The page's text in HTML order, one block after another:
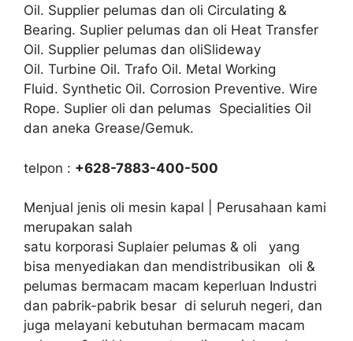
Oil. Supplier pelumas dan oli Circulating &
Bearing. Suplier pelumas dan oli Heat Transfer
Oil. Supplier pelumas dan oliSlideway
Oil. Turbine Oil. Trafo Oil. Metal Working
Fluid. Synthetic Oil. Corrosion Preventive. Wire
Rope. Suplier oli dan pelumas Specialities Oil
dan aneka Grease/Gemuk.
telpon : +628-7883-400-500
Menjual jenis oli mesin kapal | Perusahaan kami
merupakan salah
satu korporasi Suplaier pelumas & oli yang
bisa menyediakan dan mendistribusikan oli &
pelumas bermacam macam keperluan Industri
dan pabrik-pabrik besar di seluruh negeri, dan
juga melayani kebutuhan bermacam macam